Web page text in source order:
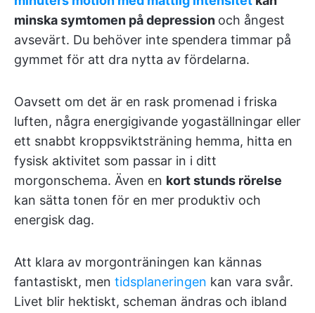
minska symtomen på depression och ångest
avsevärt. Du behöver inte spendera timmar på
gymmet för att dra nytta av fördelarna.
Oavsett om det är en rask promenad i friska
luften, några energigivande yogaställningar eller
ett snabbt kroppsviktsträning hemma, hitta en
fysisk aktivitet som passar in i ditt
morgonschema. Även en kort stunds rörelse
kan sätta tonen för en mer produktiv och
energisk dag.
Att klara av morgonträningen kan kännas
fantastiskt, men tidsplaneringen kan vara svår.
Livet blir hektiskt, scheman ändras och ibland